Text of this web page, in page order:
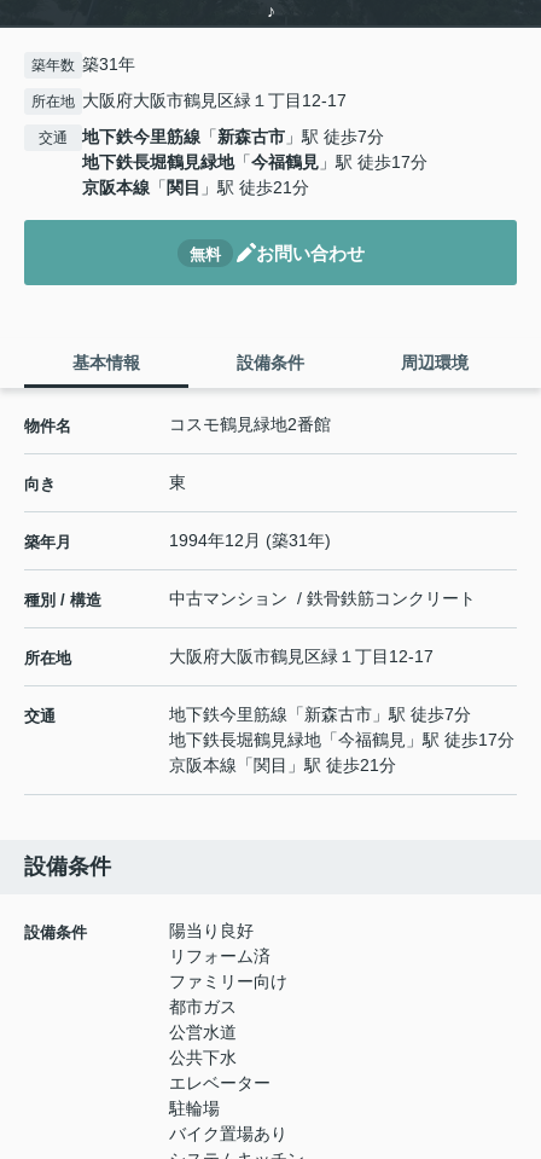
♪
築年数 築31年
所在地 大阪府大阪市鶴見区緑１丁目12-17
交通 地下鉄今里筋線 「新森古市 」駅 徒歩7分
地下鉄長堀鶴見緑地「今福鶴見 」駅 徒歩17分
京阪本線 「 関目 」駅 徒歩21分
無料 お問い合わせ
基本情報 設備条件 周辺環境
物件名 コスモ鶴見緑地2番館
向き 東
築年月 1994年12月 (築31年)
種別 / 構造 中古マンション / 鉄骨鉄筋コンクリート
所在地 大阪府大阪市鶴見区緑１丁目12-17
交通 地下鉄今里筋線 「新森古市 」駅 徒歩7分
地下鉄長堀鶴見緑地 「今福鶴見 」駅 徒歩17分
京阪本線 「関目 」駅 徒歩21分
設備条件
設備条件
陽当り良好
リフォーム済
ファミリー向け
都市ガス
公営水道
公共下水
エレベーター
駐輪場
バイク置場あり